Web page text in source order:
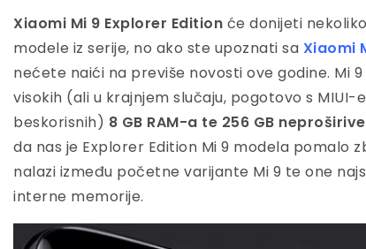
Xiaomi Mi 9 Explorer Edition će donijeti
modele iz serije, no ako ste upoznati sa Xiaomi
nećete naići na previše novosti ove godine. Mi
visokih (ali u krajnjem slučaju, pogotovo s
beskorisnih) 8 GB RAM-a te 256 GB
da nas je Explorer Edition Mi 9 modela pomalo
nalazi između početne varijante Mi 9 te one
interne memorije.